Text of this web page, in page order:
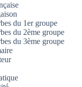
du 1er groupe
du 2ème groupe
du 3ème groupe